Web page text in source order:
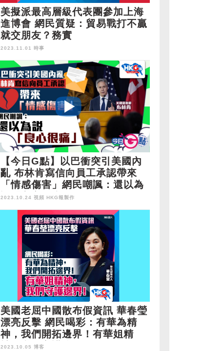
美擬派最高層級代表團參加上海
進博會 網民質疑：貿易戰打不贏
就交朋友？務實
2023.11.01 時事
【今日G點】以巴衝突引美國內
亂 布林肯寫信向員工承認帶來
「情感傷害」網民嘲諷：還以為
說「良心很痛」
2023.10.24 視頻 HKG報製作
美國老屈中國散布假資訊 華春瑩
漂亮反擊 網民喝彩：有華為精
神，我們開拓邊界！有華姐精
神，我們守護邊界！
2023.10.05 博客